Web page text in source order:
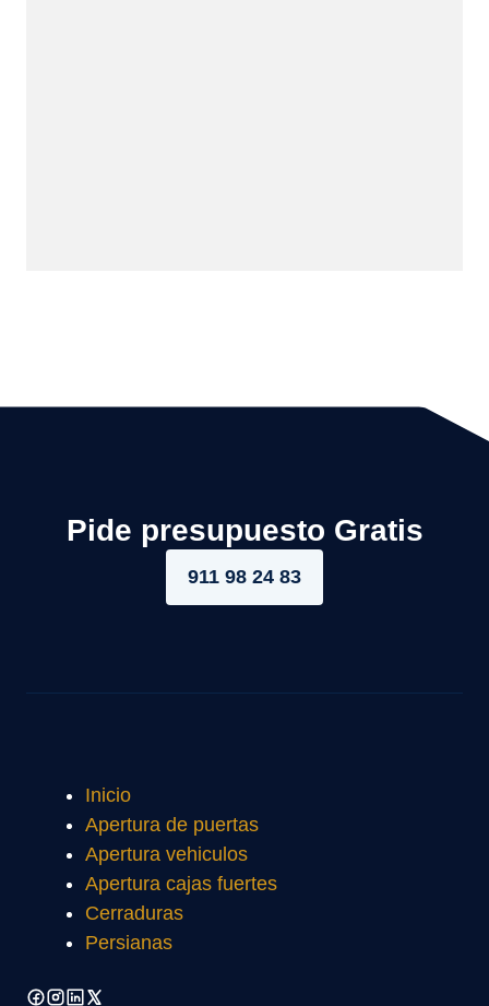
Pide presupuesto Gratis
911 98 24 83
Inicio
Apertura de puertas
Apertura vehiculos
Apertura cajas fuertes
Cerraduras
Persianas